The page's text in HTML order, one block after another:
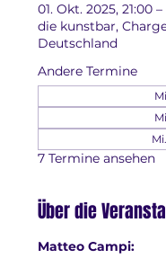
01. Okt. 2025, 21:00
die kunstbar,
Deutschland
Andere Termine
7 Termine ansehen
Über die
Matteo Campi: